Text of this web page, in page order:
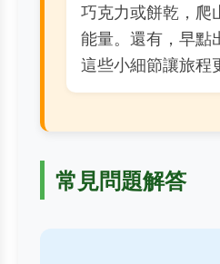
巧克力或餅乾，爬
能量。還有，早點
這些小細節讓旅程
常見問題解答